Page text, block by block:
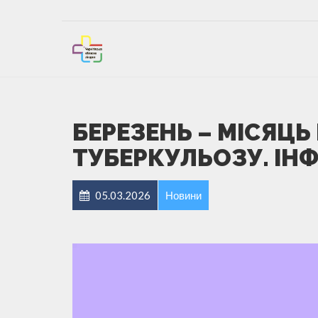
БЕРЕЗЕНЬ –
ТУБЕРКУЛЬОЗУ.
05.03.2026 Новини